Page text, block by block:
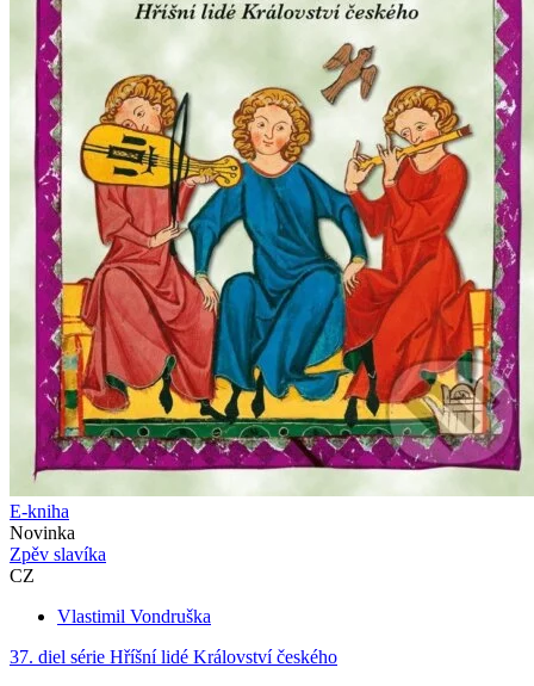
E-kniha
Novinka
Zpěv slavíka
CZ
Vlastimil Vondruška
37. diel série Hříšní lidé Království českého